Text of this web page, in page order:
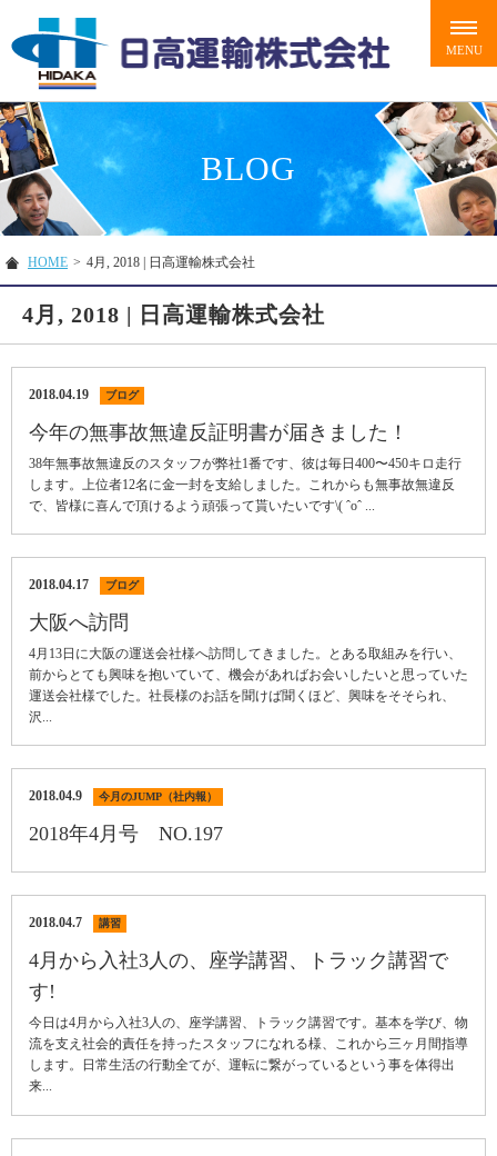
BLOG
HOME > 4月, 2018 | 日高運輸株式会社
4月, 2018 | 日高運輸株式会社
2018.04.19 ブログ
今年の無事故無違反証明書が届きました！
38年無事故無違反のスタッフが弊社1番です、彼は毎日400〜450キロ走行
します。上位者12名に金一封を支給しました。これからも無事故無違反
で、皆様に喜んで頂けるよう頑張って貰いたいです\( ˆoˆ ...
2018.04.17 ブログ
大阪へ訪問
4月13日に大阪の運送会社様へ訪問してきました。とある取組みを行い、
前からとても興味を抱いていて、機会があればお会いしたいと思っていた
運送会社様でした。社長様のお話を聞けば聞くほど、興味をそそられ、
沢...
2018.04.9 今月のJUMP（社内報）
2018年4月号 NO.197
2018.04.7 講習
4月から入社3人の、座学講習、トラック講習で
す!
今日は4月から入社3人の、座学講習、トラック講習です。基本を学び、物
流を支え社会的責任を持ったスタッフになれる様、これから三ヶ月間指導
します。日常生活の行動全てが、運転に繋がっているという事を体得出
来...